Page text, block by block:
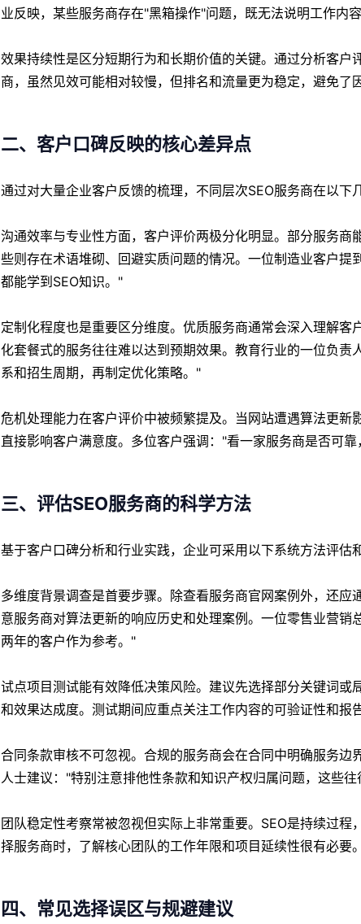
业反映，某些服务商存在"黑箱操作"问题，既无法说明工作内
效果持续性是区分短期行为和长期价值的关键。通过分析客
商，虽然见效可能相对较慢，但排名和流量更为稳定，避免了
二、客户口碑反映的核心差异点
通过对大量企业客户反馈的梳理，不同层次SEO服务商在以下
沟通效率与专业性方面，客户评价两极分化明显。部分服务
些则存在术语堆砌、回避实质问题的情况。一位制造业客户
都能学到SEO知识。"
定制化程度也是重要区分维度。优质服务商通常会深入理解
化套餐式的服务往往难以达到预期效果。教育行业的一位负
系和招生周期，再制定优化策略。"
危机处理能力在客户评价中被频繁提及。当网站遭遇算法更
直接影响客户满意度。多位客户强调："看一家服务商是否可
三、评估SEO服务商的科学方法
基于客户口碑分析和行业实践，企业可采用以下系统方法评估
多维度背景调查是首要步骤。除查看服务商官网案例外，还
意服务商对算法更新的响应历史和处理案例。一位零售业营
两年的客户作为参考。"
试点项目测试能有效降低决策风险。建议先选择部分关键词
和效果达成度。测试期间应重点关注工作内容的可验证性和报
合同条款审核不可忽视。合规的服务商会在合同中明确服务
人士建议："特别注意排他性条款和知识产权归属问题，这些
团队稳定性考察常被忽视但实际上非常重要。SEO是持续过
择服务商时，了解核心团队的工作年限和项目延续性很有必要
四、常见选择误区与规避建议